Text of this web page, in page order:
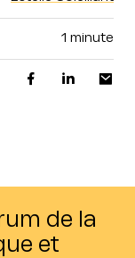
1 minute
de la
et